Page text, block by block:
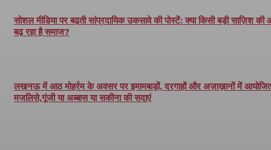
सोशल मीडिया पर बढ़ती सांप्रदायिक उकसावे की पोस्टें: क्या किसी बड़ी साज़िश की
बढ़ रहा है समाज?
लखनऊ में आठ मोहर्रम के अवसर पर इमामबाड़ों, दरगाहों और अज़ाख़ानों में
मजलिसे,गूंजी या अब्बास या सकीना की सदाएं